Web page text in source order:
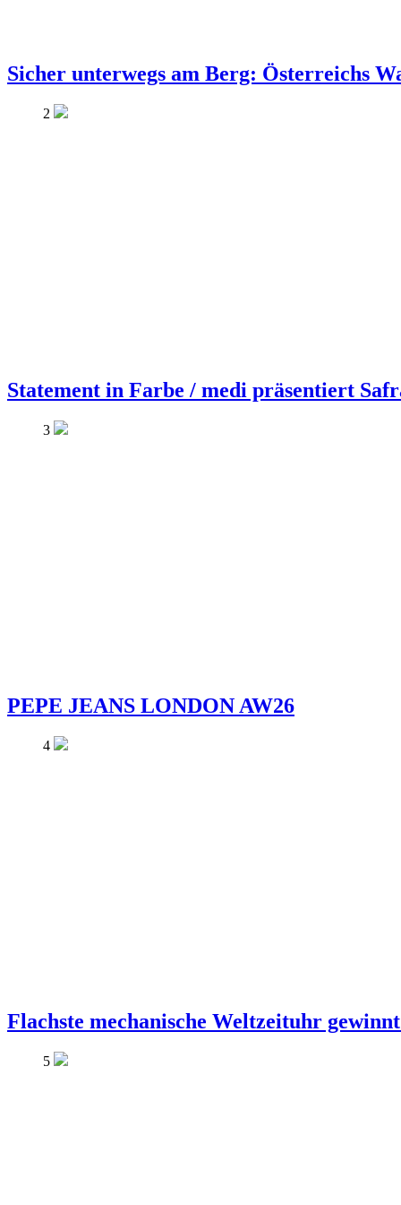
Sicher unterwegs am Berg: Österreichs
2
Statement in Farbe / medi präsentiert
3
PEPE JEANS LONDON AW26
4
Flachste mechanische Weltzeituhr
5